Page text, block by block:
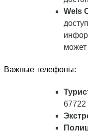
Wels
может
Важные телефоны:
67722